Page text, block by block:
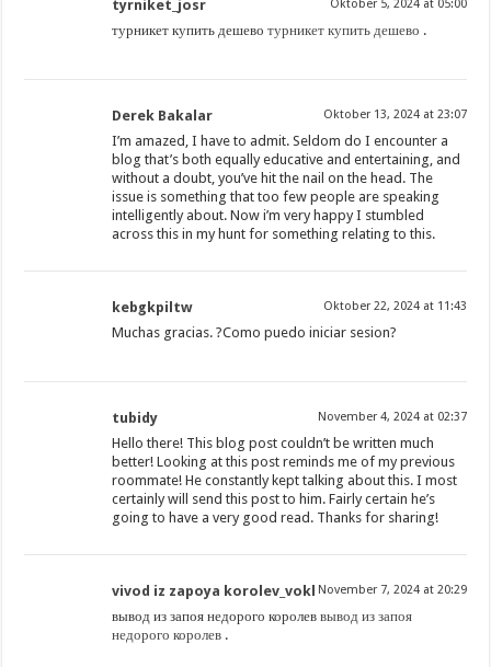
tyrniket_josr Oktober 5, 2024 at 05:00
турникет купить дешевотурникет купить дешево .
Derek Bakalar Oktober 13, 2024 at 23:07
I’m amazed, I have to admit. Seldom do I encounter a
blog that’s both equally educative and entertaining, and
without a doubt, you’ve hit the nail on the head. The
issue is something that too few people are speaking
intelligently about. Now i’m very happy I stumbled
across this in my hunt for something relating to this.
kebgkpiltw Oktober 22, 2024 at 11:43
Muchas gracias. ?Como puedo iniciar sesion?
tubidy November 4, 2024 at 02:37
Hello there! This blog post couldn’t be written much
better! Looking at this post reminds me of my previous
roommate! He constantly kept talking about this. I most
certainly will send this post to him. Fairly certain he’s
going to have a very good read. Thanks for sharing!
vivod iz zapoya korolev_vokl November 7, 2024 at 20:29
вывод из запоя недорого королеввывод из запоя
недорого королев .